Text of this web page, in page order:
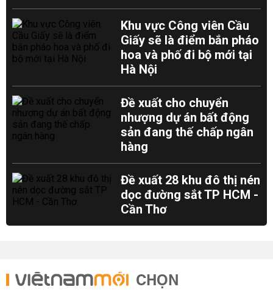
Khu vực Công viên Cầu
Giấy sẽ là điểm bắn pháo
hoa và phố đi bộ mới tại
Hà Nội
Đề xuất cho chuyển
nhượng dự án bất động
sản đang thế chấp ngân
hàng
Đề xuất 28 khu đô thị nén
dọc đường sắt TP HCM -
Cần Thơ
CHỌN